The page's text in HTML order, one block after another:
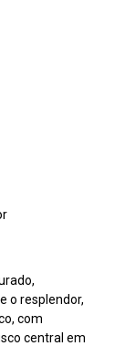
o resplendor,
com
central em